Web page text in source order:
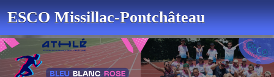
ESCO Missillac-Pontchâteau